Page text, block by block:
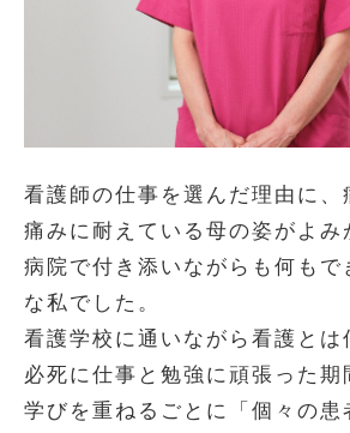
看護師の仕事を選んだ理由に、
痛みに耐えている母の姿がよみ
病院で付き添いながらも何もで
な私でした。
看護学校に通いながら看護とは
必死に仕事と勉強に頑張った期
学びを重ねるごとに「個々の患